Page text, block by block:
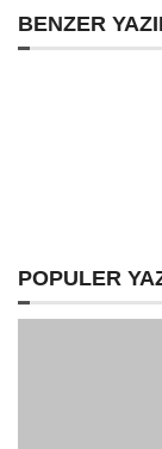
BENZER
POPULER